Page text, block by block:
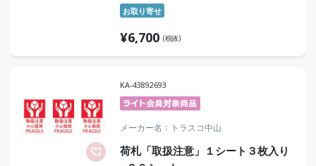
お取り寄せ
¥6,700 (税抜)
KA-43892693
メーカー名 トラスコ中山
荷札「取扱注意」１シート３枚入り